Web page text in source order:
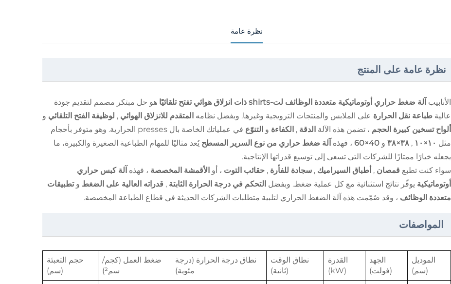
نظرة عامة
نظرة عامة على المنتج
الأنابيب آلة ضغط حراري أوتوماتيكية متعددة الوظائف لت-shirts ذات انزلاق هوائي تفتح تلقائيًا
هو حل مبتكر مصمم لتقديم جودة
عالية طباعة نقل الحرارة على الملابس والمنتجات الترويجية وغيرها. وبفضل نظامه المتقدم للانزلاق الهوائي , لوظيفة الفتح التلقائي و
ألواح تسخين كبيرة الحجم ، تضمن هذه الآلة الدقة , الكفاءة و التنوّع
في عملياتك الخاصة بال presses الحرارية. وهو متوفر بأحجام
مثل ١٠×١٠ , ٣٨×٣٨ و 40×60 ، فهذه آلة ضغط حراري من نوع السرير المسطحيُعد مثاليًا للمهام الطباعية الصغيرة والكبيرة، ما
يجعله خيارًا ممتازًا للشركات التي تسعى إلى توسيع قدراتها الإنتاجية.
سواء كنت تطبع قمصان , أطباق السيراميك , سجادة للفأرة , حقائب التوت ، أو الأقمشة المخصصة ، فهذه آلة كبس حراري
أوتوماتيكية يوفّر نتائج استثنائية مع كل عملية ضغط. وبفضل التحكم في درجة الحرارة الثابتة , قدراته العالية على الضغط وتطبيقات
متعددة الوظائف ، وقد صُمّمت هذه آلة الضغط الحراري لتلبية متطلبات الشركات الحديثة في قطاع الطباعة المخصصة.
المواصفات
الموديل
(سم)
الجهد
(فولت)
القدرة
(kW)
نطاق الوقت
(ثانية)
نطاق درجة الحرارة (درجة
مئوية)
ضغط العمل (كجم/
سم²)
حجم التعبئة
(سم)